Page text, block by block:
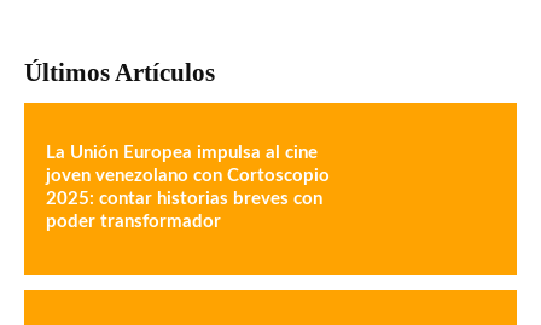
Últimos Artículos
La Unión Europea impulsa al cine
joven venezolano con Cortoscopio
2025: contar historias breves con
poder transformador